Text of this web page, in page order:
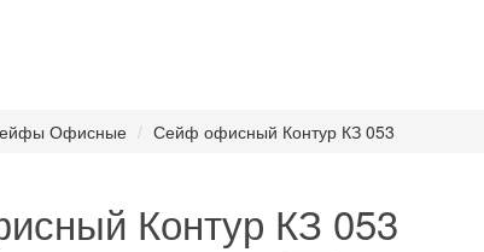
Офисные Сейф офисный Контур КЗ 053
Контур КЗ 053